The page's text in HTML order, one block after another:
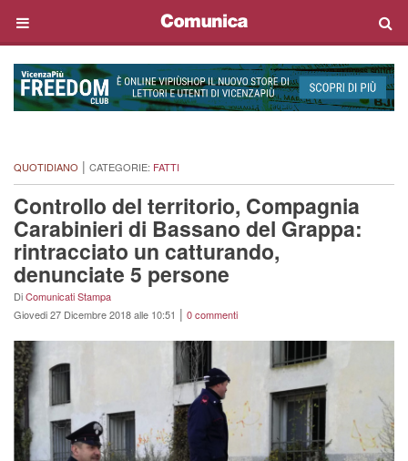
QUOTIDIANO | CATEGORIE: FATTI
Controllo del territorio, Compagnia
Carabinieri di Bassano del Grappa:
rintracciato un catturando,
denunciate 5 persone
DiComunicati Stampa
Giovedi 27 Dicembre 2018 alle 10:51 | 0 commenti